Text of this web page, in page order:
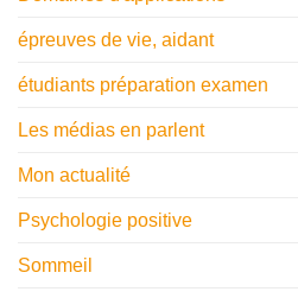
épreuves de vie, aidant
étudiants préparation examen
Les médias en parlent
Mon actualité
Psychologie positive
Sommeil